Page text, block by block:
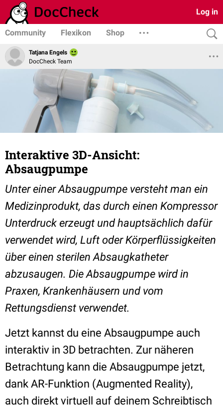
Log in
Community Flexikon Shop
Tatjana Engels
DocCheck Team
Interaktive 3D-Ansicht:
Absaugpumpe
Unter einer Absaugpumpe versteht man ein
Medizinprodukt, das durch einen Kompressor
Unterdruck erzeugt und hauptsächlich dafür
verwendet wird, Luft oder Körperflüssigkeiten
über einen sterilen Absaugkatheter
abzusaugen. Die Absaugpumpe wird in
Praxen, Krankenhäusern und vom
Rettungsdienst verwendet.
Jetzt kannst du eine Absaugpumpe auch
interaktiv in 3D betrachten. Zur näheren
Betrachtung kann die Absaugpumpe jetzt,
dank AR-Funktion (Augmented Reality),
auch direkt virtuell auf deinem Schreibtisch